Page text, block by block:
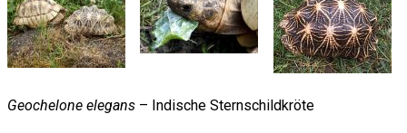
Geochelone elegans – Indische Sternschildkröte